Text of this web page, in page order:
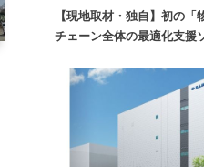
【現地取材・独自】初の
チェーン全体の最適化支援